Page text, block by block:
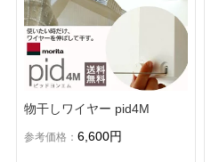
物干しワイヤー pid4M
参考価格：6,600円